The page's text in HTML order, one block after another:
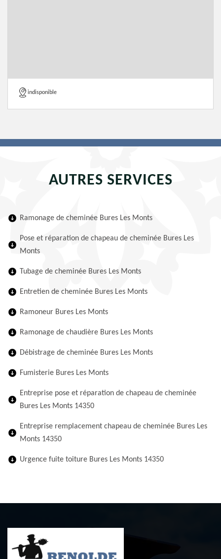
indisponible
AUTRES SERVICES
Ramonage de cheminée Bures Les Monts
Pose et réparation de chapeau de cheminée Bures Les
Monts
Tubage de cheminée Bures Les Monts
Entretien de cheminée Bures Les Monts
Ramoneur Bures Les Monts
Ramonage de chaudière Bures Les Monts
Débistrage de cheminée Bures Les Monts
Fumisterie Bures Les Monts
Entreprise pose et réparation de chapeau de cheminée
Bures Les Monts 14350
Entreprise remplacement chapeau de cheminée Bures Les
Monts 14350
Urgence fuite toiture Bures Les Monts 14350